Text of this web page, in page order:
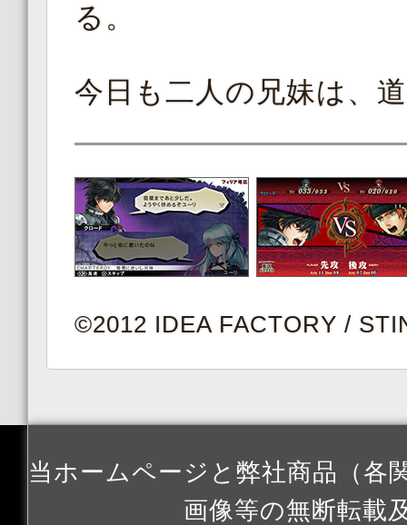
る。
今日も二人の兄妹は、
©2012 IDEA FACTORY /
当ホームページと弊社商品（各
画像等の無断転載